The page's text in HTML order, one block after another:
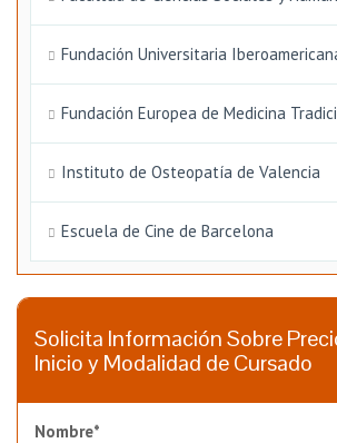
Fundación Universitaria
Fundación Europea de Medicina
Instituto de Osteopatía de Valencia
Escuela de Cine de Barcelona
Solicita Información Sobre
Inicio y Modalidad de Cursado
Nombre*